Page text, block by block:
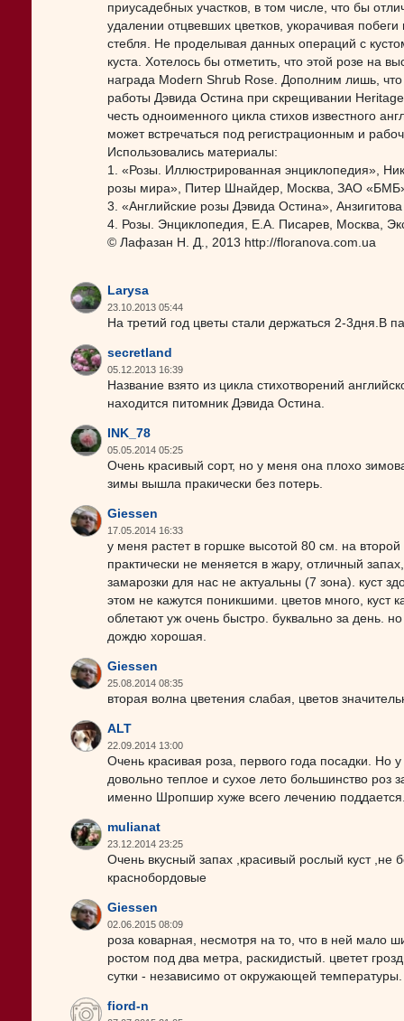
приусадебных участков, в том числе, что бы
удалении отцвевших цветков, укорачивая
стебля. Не проделывая данных операций с
куста. Хотелось бы отметить, что этой розе на
награда Modern Shrub Rose. Дополним лишь,
работы Дэвида Остина при скрещивании
честь одноименного цикла стихов известного
может встречаться под регистрационным и
Использовались материалы:
1. «Розы. Иллюстрированная энциклопедия»,
розы мира», Питер Шнайдер, Москва, ЗАО
3. «Английские розы Дэвида Остина»,
4. Розы. Энциклопедия, Е.А. Писарев, Москва,
© Лафазан Н. Д., 2013 http://floranova.com.ua
Larysa
23.10.2013 05:44
На третий год цветы стали держаться 2-3дня.В
secretland
05.12.2013 16:39
Название взято из цикла стихотворений
находится питомник Дэвида Остина.
INK_78
05.05.2014 05:25
Очень красивый сорт, но у меня она плохо
зимы вышла пракически без потерь.
Giessen
17.05.2014 16:33
у меня растет в горшке высотой 80 см. на
практически не меняется в жару, отличный
замарозки для нас не актуальны (7 зона). куст
этом не кажутся поникшими. цветов много, куст
облетают уж очень быстро. буквально за день.
дождю хорошая.
Giessen
25.08.2014 08:35
вторая волна цветения слабая, цветов
ALT
22.09.2014 13:00
Очень красивая роза, первого года посадки. Но
довольно теплое и сухое лето большинство
именно Шропшир хуже всего лечению
mulianat
23.12.2014 23:25
Очень вкусный запах ,красивый рослый куст ,не
краснобордовые
Giessen
02.06.2015 08:09
роза коварная, несмотря на то, что в ней мало
ростом под два метра, раскидистый. цветет
сутки - независимо от окружающей температуры.
fiord-n